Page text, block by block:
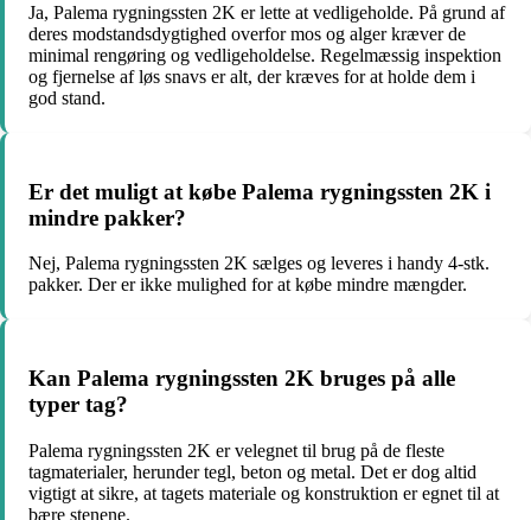
Ja, Palema rygningssten 2K er lette at vedligeholde. På grund af
deres modstandsdygtighed overfor mos og alger kræver de
minimal rengøring og vedligeholdelse. Regelmæssig inspektion
og fjernelse af løs snavs er alt, der kræves for at holde dem i
god stand.
Er det muligt at købe Palema rygningssten 2K i
mindre pakker?
Nej, Palema rygningssten 2K sælges og leveres i handy 4-stk.
pakker. Der er ikke mulighed for at købe mindre mængder.
Kan Palema rygningssten 2K bruges på alle
typer tag?
Palema rygningssten 2K er velegnet til brug på de fleste
tagmaterialer, herunder tegl, beton og metal. Det er dog altid
vigtigt at sikre, at tagets materiale og konstruktion er egnet til at
bære stenene.